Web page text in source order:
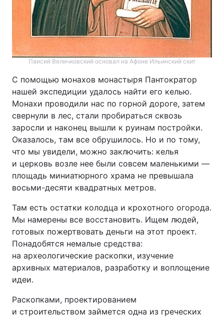
Паисий Величковский основал на Афоне Ильинский скит
С помощью монахов монастыря Пантократор
нашей экспедиции удалось найти его келью.
Монахи проводили нас по горной дороге, затем
свернули в лес, стали пробираться сквозь
заросли и наконец вышли к руинам постройки.
Оказалось, там все обрушилось. Но и по тому,
что мы увидели, можно заключить: келья
и церковь возле нее были совсем маленькими —
площадь миниатюрного храма не превышала
восьми-десяти квадратных метров.
Там есть остатки колодца и крохотного огорода.
Мы намерены все восстановить. Ищем людей,
готовых пожертвовать деньги на этот проект.
Понадобятся немалые средства:
на археологические раскопки, изучение
архивных материалов, разработку и воплощение
идеи.
Раскопками, проектированием
и строительством займется одна из греческих